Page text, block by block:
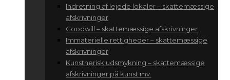
Indretning af lejede lokaler – skattemæssige
afskrivninger
Goodwill – skattemæssige afskrivninger
Immaterielle rettigheder – skattemæssige
afskrivninger
Kunstnerisk udsmykning – skattemæssige
afskrivninger på kunst mv.